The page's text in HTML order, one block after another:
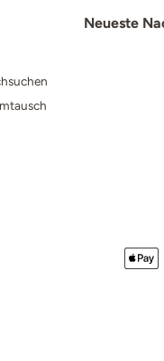
Neueste